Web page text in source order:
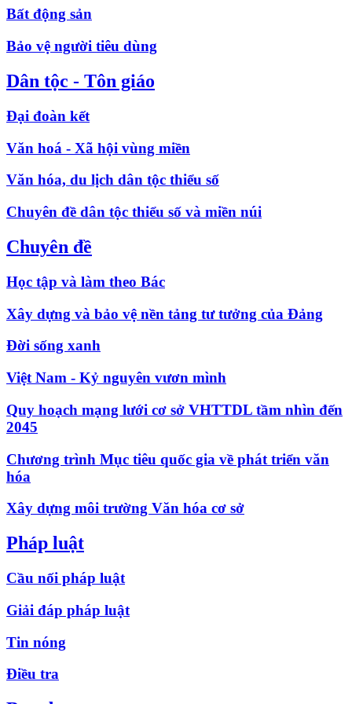
Bất động sản
Bảo vệ người tiêu dùng
Dân tộc - Tôn giáo
Đại đoàn kết
Văn hoá - Xã hội vùng miền
Văn hóa, du lịch dân tộc thiểu số
Chuyên đề dân tộc thiểu số và miền núi
Chuyên đề
Học tập và làm theo Bác
Xây dựng và bảo vệ nền tảng tư tưởng của Đảng
Đời sống xanh
Việt Nam - Kỷ nguyên vươn mình
Quy hoạch mạng lưới cơ sở VHTTDL tầm nhìn đến
2045
Chương trình Mục tiêu quốc gia về phát triển văn
hóa
Xây dựng môi trường Văn hóa cơ sở
Pháp luật
Cầu nối pháp luật
Giải đáp pháp luật
Tin nóng
Điều tra